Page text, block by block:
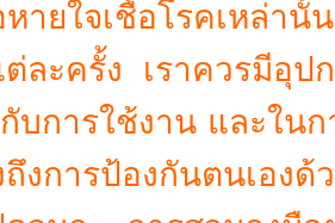
ายใจเชื้อโรคเหล่านั้
ละครั้ง เราควรมีอุ
บการใช้งาน และใน
ถึงการป้องกันตนเ